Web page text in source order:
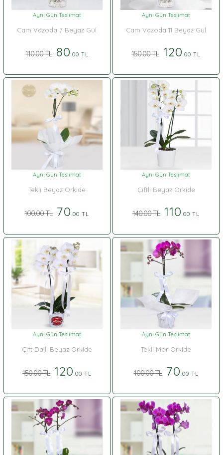
Aynı Gün Teslimat
Cam Vazoda 7 Beyaz Gül
110.00 TL80 .00 TL
Aynı Gün Teslimat
Cam Vazoda 11 Beyaz Gül
150.00 TL 120 .00 TL
Aynı Gün Teslimat
Tekli Beyaz Orkide
100.00 TL70 .00 TL
Aynı Gün Teslimat
Çiftli Beyaz Orkide
140.00 TL 110 .00 TL
Aynı Gün Teslimat
Çift Dallı Beyaz Orkide
150.00 TL120 .00 TL
Aynı Gün Teslimat
Tekli Mor Orkide
100.00 TL70 .00 TL